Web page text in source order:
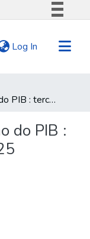
BR
à informação
Log In (current)
Desempenho do PIB : terceiro trimestre de 2025
do PIB :